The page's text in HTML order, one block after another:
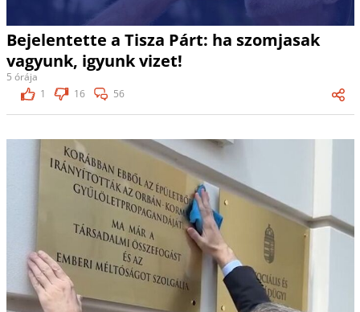
Bejelentette a Tisza Párt: ha szomjasak
vagyunk, igyunk vizet!
5 órája
1
16 56